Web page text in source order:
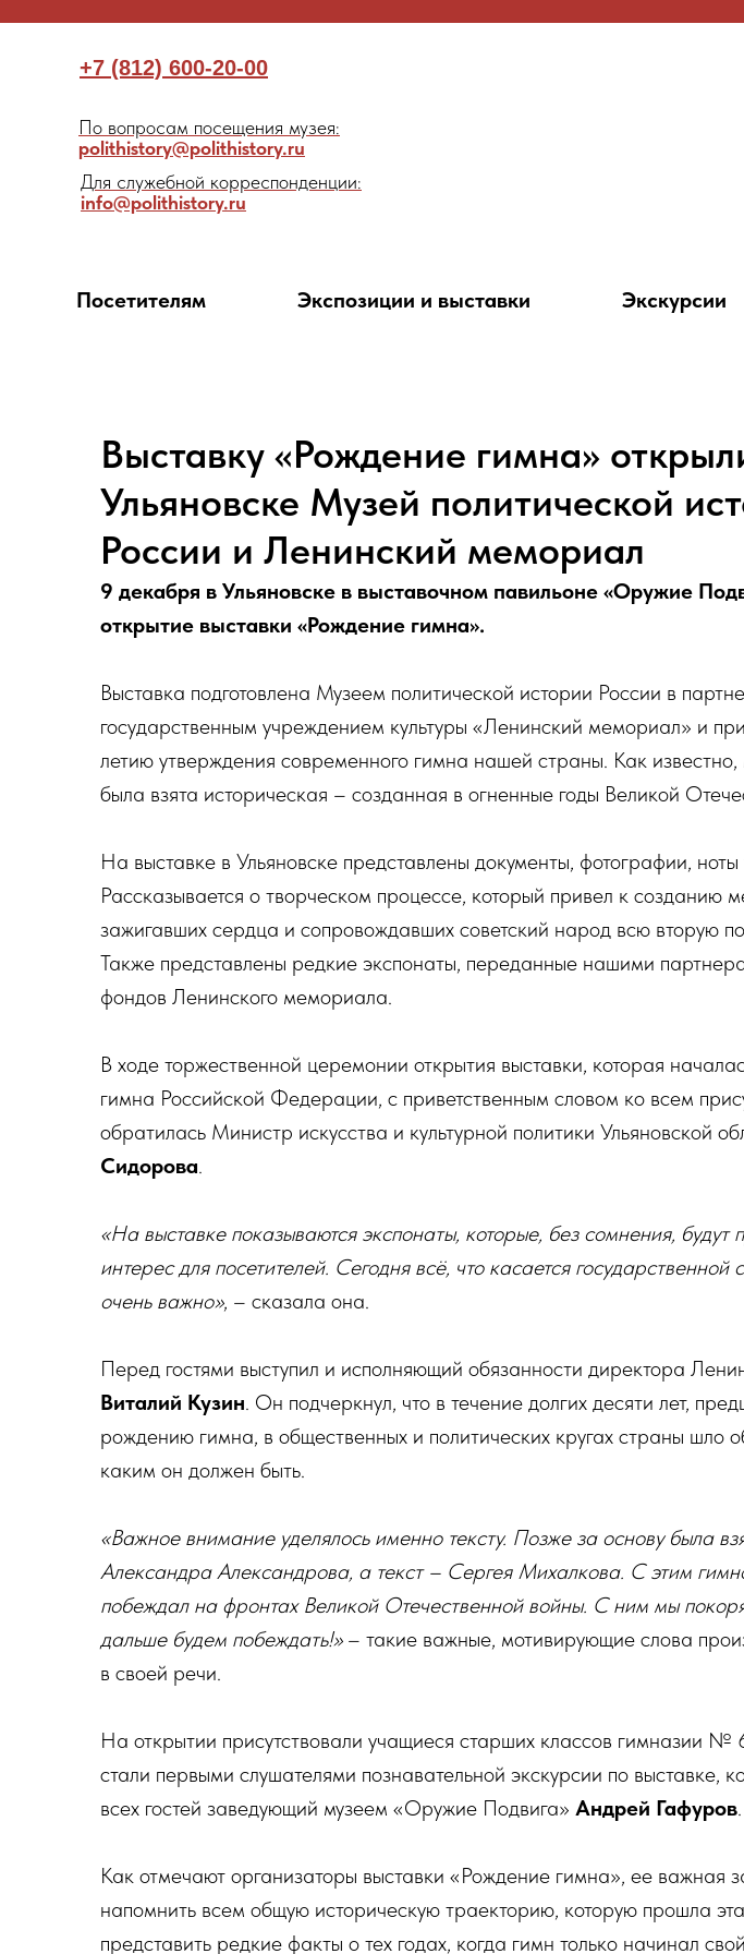
+7 (812) 600-20-00
По вопросам посещения музея:
polithistory@polithistory.ru
Для служебной корреспонденции:
info@polithistory.ru
Посетителям Экспозиции и выставки Экскурсии
Выставку «Рождение гимна»
Ульяновске Музей политической
России и Ленинский мемориал
9 декабря в Ульяновске в выставочном павильоне «Оружие
открытие выставки «Рождение гимна».
Выставка подготовлена Музеем политической истории России в
государственным учреждением культуры «Ленинский мемориал» и
летию утверждения современного гимна нашей страны. Как известно,
была взята историческая – созданная в огненные годы Великой
На выставке в Ульяновске представлены документы, фотографии, ноты
Рассказывается о творческом процессе, который привел к созданию
зажигавших сердца и сопровождавших советский народ всю вторую
Также представлены редкие экспонаты, переданные нашими
фондов Ленинского мемориала.
В ходе торжественной церемонии открытия выставки, которая
гимна Российской Федерации, с приветственным словом ко всем
обратилась Министр искусства и культурной политики Ульяновской
Сидорова.
«На выставке показываются экспонаты, которые, без сомнения, будут
интерес для посетителей. Сегодня всё, что касается государственной
очень важно», – сказала она.
Перед гостями выступил и исполняющий обязанности директора
Виталий Кузин. Он подчеркнул, что в течение долгих десяти лет,
рождению гимна, в общественных и политических кругах страны шло
каким он должен быть.
«Важное внимание уделялось именно тексту. Позже за основу была
Александра Александрова, а текст – Сергея Михалкова. С этим
побеждал на фронтах Великой Отечественной войны. С ним мы
дальше будем побеждать!» – такие важные, мотивирующие слова
в своей речи.
На открытии присутствовали учащиеся старших классов гимназии №
стали первыми слушателями познавательной экскурсии по выставке,
всех гостей заведующий музеем «Оружие Подвига» Андрей Гафуров.
Как отмечают организаторы выставки «Рождение гимна», ее важная
напомнить всем общую историческую траекторию, которую прошла
представить редкие факты о тех годах, когда гимн только начинал